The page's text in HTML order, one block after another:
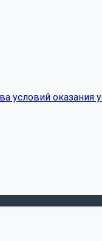
условий оказания